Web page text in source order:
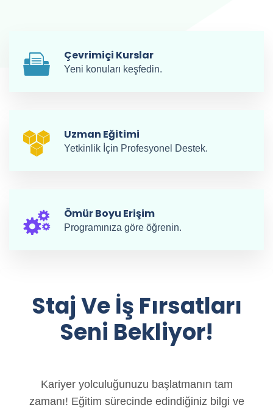
Çevrimiçi Kurslar
Yeni konuları keşfedin.
Uzman Eğitimi
Yetkinlik İçin Profesyonel Destek.
Ömür Boyu Erişim
Programınıza göre öğrenin.
Staj Ve İş Fırsatları
Seni Bekliyor!
Kariyer yolculuğunuzu başlatmanın tam
zamanı! Eğitim sürecinde edindiğiniz bilgi ve